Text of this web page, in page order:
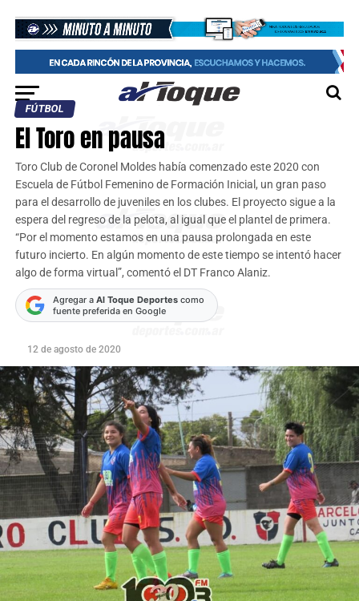
FÚTBOL
El Toro en pausa
Toro Club de Coronel Moldes había comenzado este 2020 con
Escuela de Fútbol Femenino de Formación Inicial, un gran paso
para el desarrollo de juveniles en los clubes. El proyecto sigue a la
espera del regreso de la pelota, al igual que el plantel de primera.
“Por el momento estamos en una pausa prolongada en este
futuro incierto. En algún momento de este tiempo se intentó hacer
algo de forma virtual”, comentó el DT Franco Alaniz.
Agregar a Al Toque Deportescomo
fuente preferida en Google
12 de agosto de 2020